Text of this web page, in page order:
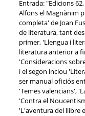
Entrada: "Edicions
Alfons el Magnànim
completa' de Joan
de literatura, tant
primer, 'Llengua i
literatura anterior a
'Consideracions
i el segon inclou
ser manual oficiós
'Temes valencians',
'Contra el
'L'aventura del llibre